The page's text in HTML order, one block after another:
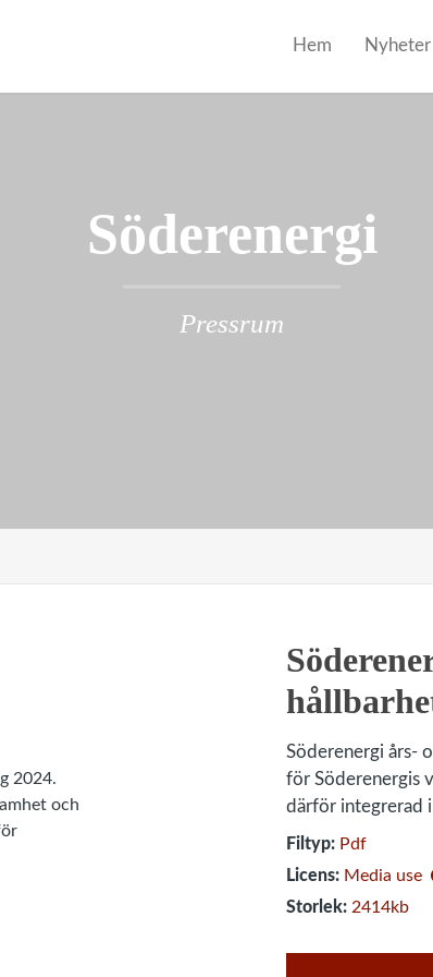
Hem Nyheter
Söderenergi
Pressrum
Söderenergi års-
för Söderenergis
därför integrerad
Filtyp: Pdf
Licens: Media use
Storlek: 2414kb